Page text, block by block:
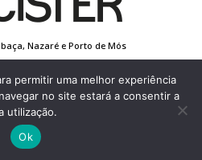
Nazaré e Porto de Mós
Política de Privacidade
Edição Impressa
- Todos os direitos reservados.
permitir uma melhor experiência
no site estará a consentir a
utilização.
Ok